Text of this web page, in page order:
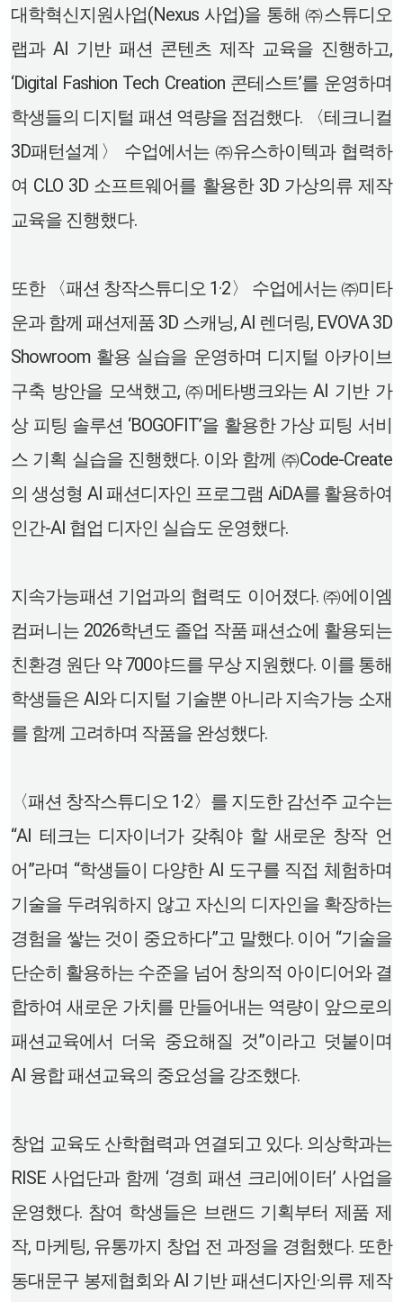
대학혁신지원사업(Nexus 사업)을 통해 ㈜스튜디오
랩과 AI 기반 패션 콘텐츠 제작 교육을 진행하고,
‘Digital Fashion Tech Creation 콘테스트’를 운영하며
학생들의 디지털 패션 역량을 점검했다. 〈테크니컬
3D패턴설계〉 수업에서는 ㈜유스하이텍과 협력하
여 CLO 3D 소프트웨어를 활용한 3D 가상의류 제작
교육을 진행했다.
또한 〈패션 창작스튜디오 1·2〉 수업에서는 ㈜미타
운과 함께 패션제품 3D 스캐닝, AI 렌더링, EVOVA 3D
Showroom 활용 실습을 운영하며 디지털 아카이브
구축 방안을 모색했고, ㈜메타뱅크와는 AI 기반 가
상 피팅 솔루션 ‘BOGOFIT’을 활용한 가상 피팅 서비
스 기획 실습을 진행했다. 이와 함께 ㈜Code-Create
의 생성형 AI 패션디자인 프로그램 AiDA를 활용하여
인간-AI 협업 디자인 실습도 운영했다.
지속가능패션 기업과의 협력도 이어졌다. ㈜에이엠
컴퍼니는 2026학년도 졸업 작품 패션쇼에 활용되는
친환경 원단 약 700야드를 무상 지원했다. 이를 통해
학생들은 AI와 디지털 기술뿐 아니라 지속가능 소재
를 함께 고려하며 작품을 완성했다.
〈패션 창작스튜디오 1·2〉를 지도한 감선주 교수는
“AI 테크는 디자이너가 갖춰야 할 새로운 창작 언
어”라며 “학생들이 다양한 AI 도구를 직접 체험하며
기술을 두려워하지 않고 자신의 디자인을 확장하는
경험을 쌓는 것이 중요하다”고 말했다. 이어 “기술을
단순히 활용하는 수준을 넘어 창의적 아이디어와 결
합하여 새로운 가치를 만들어내는 역량이 앞으로의
패션교육에서 더욱 중요해질 것”이라고 덧붙이며
AI 융합 패션교육의 중요성을 강조했다.
창업 교육도 산학협력과 연결되고 있다. 의상학과는
RISE 사업단과 함께 ‘경희 패션 크리에이터’ 사업을
운영했다. 참여 학생들은 브랜드 기획부터 제품 제
작, 마케팅, 유통까지 창업 전 과정을 경험했다. 또한
동대문구 봉제협회와 AI 기반 패션디자인·의류 제작